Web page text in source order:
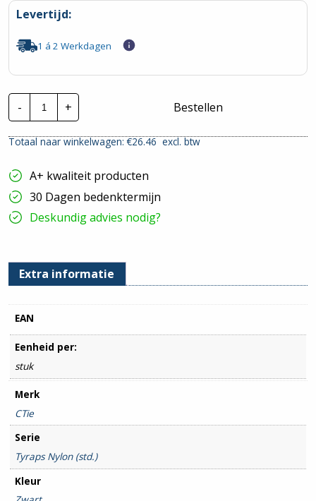
Levertijd:
1 á 2 Werkdagen
-
CTie
780x9.0mm
Standaard
Tyraps
|
Per
100
stuks
hoeveelheid
+ Bestellen
Totaal naar winkelwagen: €26.46excl. btw
A+ kwaliteit producten
30 Dagen bedenktermijn
Deskundig advies nodig?
Extra informatie
EAN
Eenheid per:
stuk
Merk
CTie
Serie
Tyraps Nylon (std.)
Kleur